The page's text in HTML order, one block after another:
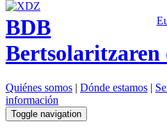
BDB
Bertsolaritzaren
Quiénes somos | Dónde estamos |
información
Toggle navigation